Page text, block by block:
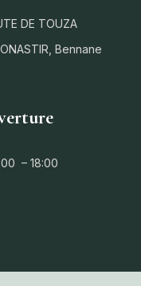
DE TOUZA
Bennane
– 18:00